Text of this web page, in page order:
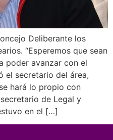
Deliberante los
“Esperemos que sean
poder avanzar con el
el secretario del área,
hará lo propio con
de Legal y
en el […]